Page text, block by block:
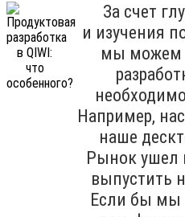
За счет
и изучения
мы можем
Например,
наше
Рынок ушел
выпустить
Если бы мы